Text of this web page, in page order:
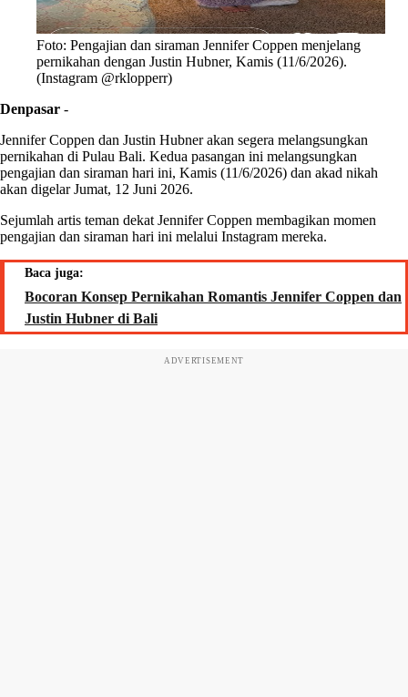
Foto: Pengajian dan siraman Jennifer Coppen menjelang
pernikahan dengan Justin Hubner, Kamis (11/6/2026).
(Instagram @rklopperr)
Denpasar -
Jennifer Coppen dan Justin Hubner akan segera melangsungkan
pernikahan di Pulau Bali. Kedua pasangan ini melangsungkan
pengajian dan siraman hari ini, Kamis (11/6/2026) dan akad nikah
akan digelar Jumat, 12 Juni 2026.
Sejumlah artis teman dekat Jennifer Coppen membagikan momen
pengajian dan siraman hari ini melalui Instagram mereka.
Baca juga:
Bocoran Konsep Pernikahan Romantis Jennifer Coppen dan
Justin Hubner di Bali
ADVERTISEMENT